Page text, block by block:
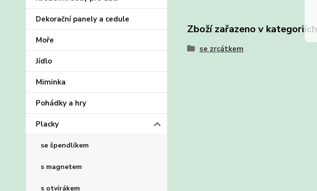
Dekorační panely a cedule
Moře
Jídlo
Miminka
Pohádky a hry
Placky
se špendlíkem
s magnetem
s otvírákem
Zboží zařazeno v kategoriích
se zrcátkem